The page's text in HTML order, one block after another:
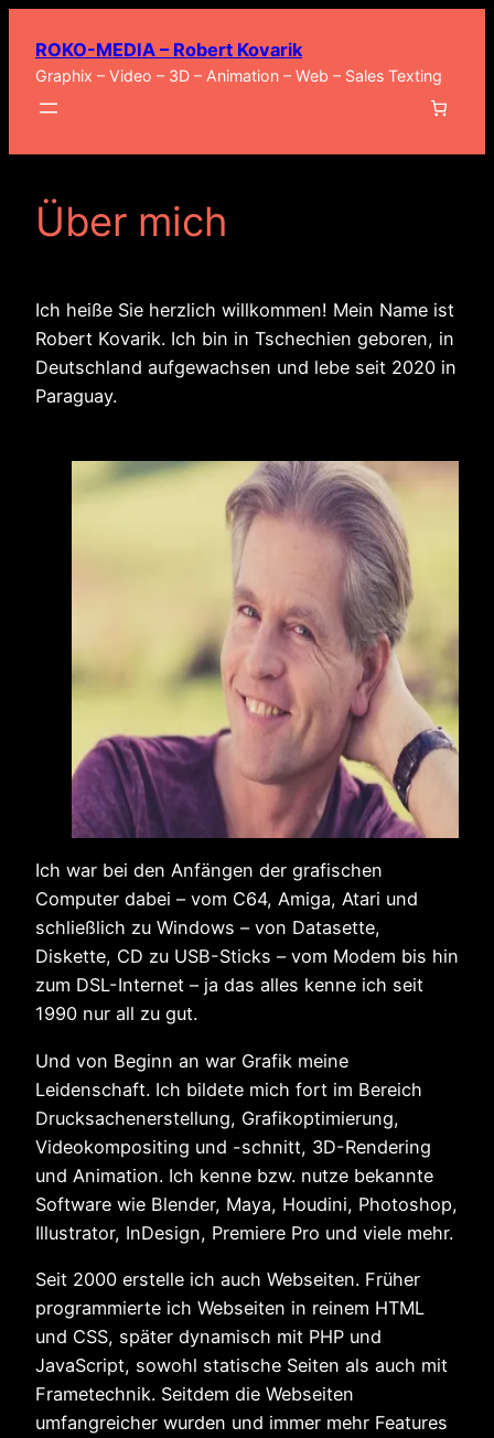
Inhalt
springen
ROKO-MEDIA – Robert Kovarik
Graphix – Video – 3D – Animation – Web – Sales Texting
Über mich
Ich heiße Sie herzlich willkommen! Mein Name ist
Robert Kovarik. Ich bin in Tschechien geboren, in
Deutschland aufgewachsen und lebe seit 2020 in
Paraguay.
Ich war bei den Anfängen der grafischen
Computer dabei – vom C64, Amiga, Atari und
schließlich zu Windows – von Datasette,
Diskette, CD zu USB-Sticks – vom Modem bis hin
zum DSL-Internet – ja das alles kenne ich seit
1990 nur all zu gut.
Und von Beginn an war Grafik meine
Leidenschaft. Ich bildete mich fort im Bereich
Drucksachenerstellung, Grafikoptimierung,
Videokompositing und -schnitt, 3D-Rendering
und Animation. Ich kenne bzw. nutze bekannte
Software wie Blender, Maya, Houdini, Photoshop,
Illustrator, InDesign, Premiere Pro und viele mehr.
Seit 2000 erstelle ich auch Webseiten. Früher
programmierte ich Webseiten in reinem HTML
und CSS, später dynamisch mit PHP und
JavaScript, sowohl statische Seiten als auch mit
Frametechnik. Seitdem die Webseiten
umfangreicher wurden und immer mehr Features